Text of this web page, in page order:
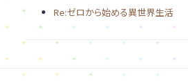
Re:ゼロから始める異世界生活